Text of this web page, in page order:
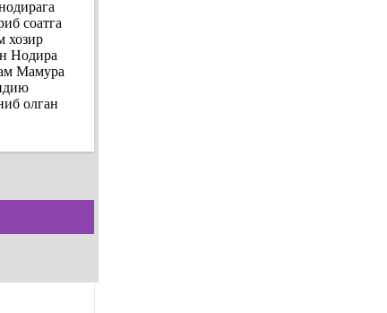
соатга
хозир
Нодира
Мамура
олган